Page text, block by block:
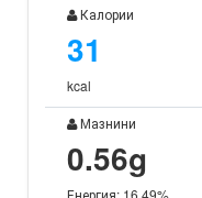
Калории
31
kcal
Мазнини
0.56g
Енергия: 16.49%